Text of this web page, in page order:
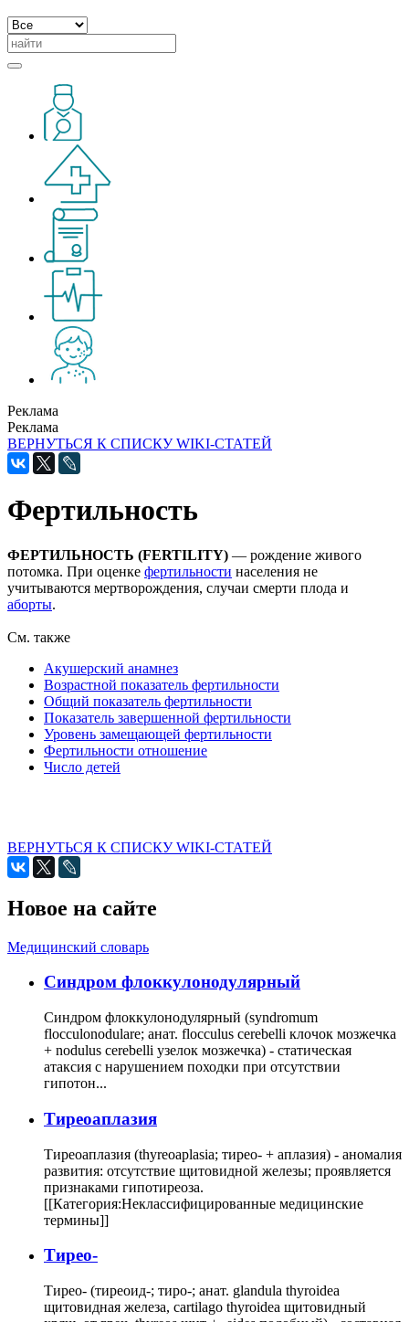
Реклама
Реклама
ВЕРНУТЬСЯ К СПИСКУ WIKI-СТАТЕЙ
Фертильность
ФЕРТИЛЬНОСТЬ (FERTILITY) — рождение живого
потомка. При оценке фертильности населения не
учитываются мертворождения, случаи смерти плода и
аборты.
См. также
Акушерский анамнез
Возрастной показатель фертильности
Общий показатель фертильности
Показатель завершенной фертильности
Уровень замещающей фертильности
Фертильности отношение
Число детей
ВЕРНУТЬСЯ К СПИСКУ WIKI-СТАТЕЙ
Новое на сайте
Медицинский словарь
Cиндром флоккулонодулярный
Синдром флоккулонодулярный (syndromum
flocculonodulare; анат. flocculus cerebelli клочок мозжечка
+ nodulus cerebelli узелок мозжечка) - статическая
атаксия с нарушением походки при отсутствии
гипотон...
Тиреоаплазия
Тиреоаплазия (thyreoaplasia; тирео- + аплазия) - аномалия
развития: отсутствие щитовидной железы; проявляется
признаками гипотиреоза.
[[Категория:Неклассифицированные медицинские
термины]]
Тирео-
Тирео- (тиреоид-; тиро-; анат. glandula thyroidea
щитовидная железа, cartilago thyroidea щитовидный